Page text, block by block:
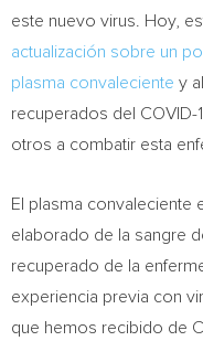
este nuevo virus. Hoy,
actualización sobre un
plasma convaleciente y
recuperados del COVID-
otros a combatir esta
El plasma convaleciente
elaborado de la sangre
recuperado de la
experiencia previa con
que hemos recibido de